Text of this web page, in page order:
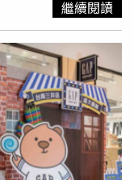
「九鬼特濃胡麻兔
力餅乾香氛蠟燭、
贈禮需求。
友。蔡蕊人稱來
攤，做玩具、零
知所終。」對此，
自認是朱秀華的情
過去再有連結，就
格」或「雙重人
為是借屍還魂，但
人，又從不識字變
可以理解的範圍
繼續閱讀